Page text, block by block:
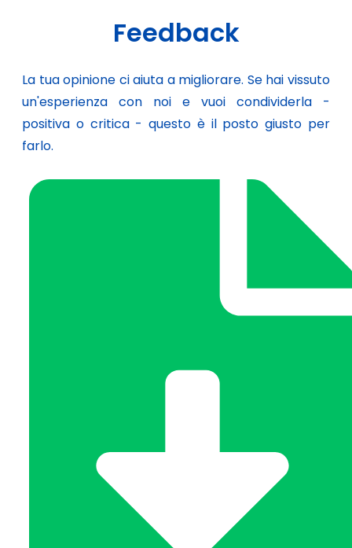
Feedback
La tua opinione ci aiuta a migliorare. Se hai vissuto
un'esperienza con noi e vuoi condividerla -
positiva o critica - questo è il posto giusto per
farlo.